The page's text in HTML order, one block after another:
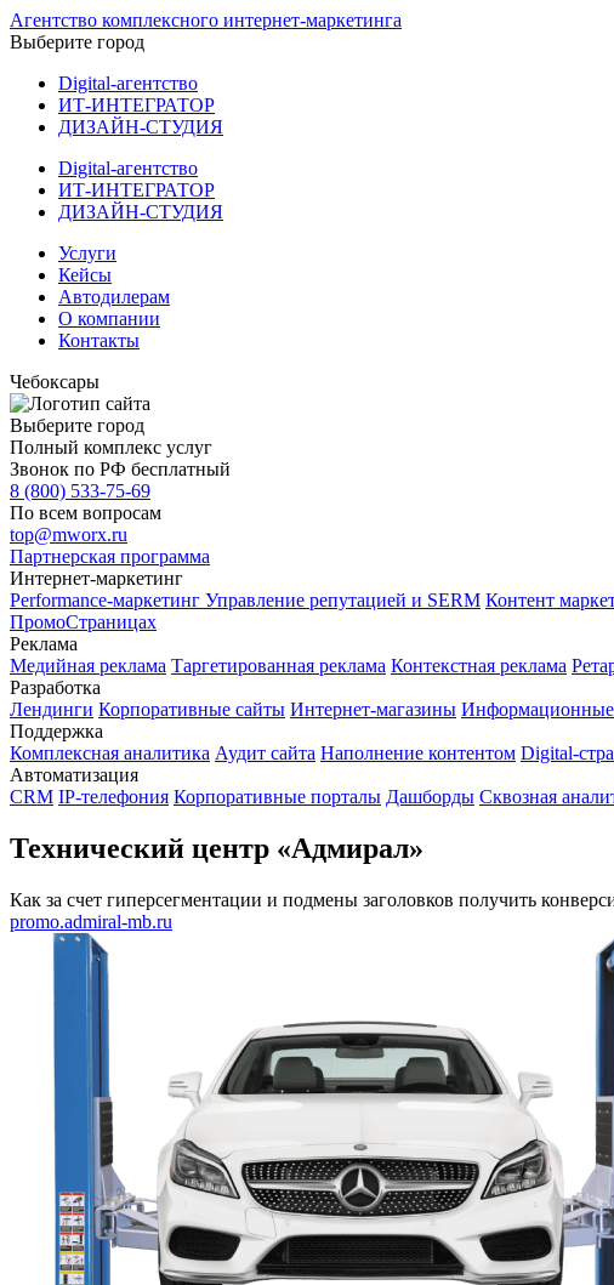
Агентство комплексного интернет-маркетинга
Выберите город
Digital-агентство
ИТ-ИНТЕГРАТОР
ДИЗАЙН-СТУДИЯ
Digital-агентство
ИТ-ИНТЕГРАТОР
ДИЗАЙН-СТУДИЯ
Услуги
Кейсы
Автодилерам
О компании
Контакты
Чебоксары
Выберите город
Полный комплекс услуг
Звонок по РФ бесплатный
8 (800) 533-75-69
По всем вопросам
top@mworx.ru
Партнерская программа
Интернет-маркетинг
Performance-маркетинг Управление репутацией и SERM Контент
ПромоСтраницах
Реклама
Медийная реклама Таргетированная реклама Контекстная реклама
Разработка
Лендинги Корпоративные сайты Интернет-магазины
Поддержка
Комплексная аналитика Аудит сайта Наполнение контентом Digital-
Автоматизация
CRM IP-телефония Корпоративные порталы Дашборды Сквозная
Технический центр «Адмирал»
Как за счет гиперсегментации и подмены заголовков получить
promo.admiral-mb.ru